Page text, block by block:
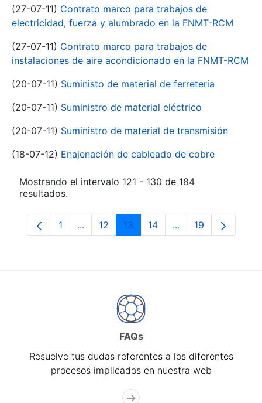
(27-07-11) Contrato marco para trabajos de
electricidad, fuerza y alumbrado en la FNMT-RCM
(27-07-11) Contrato marco para trabajos de
instalaciones de aire acondicionado en la FNMT-RCM
(20-07-11) Suministo de material de ferretería
(20-07-11) Suministro de material eléctrico
(20-07-11) Suministro de material de transmisión
(18-07-12) Enajenación de cableado de cobre
Mostrando el intervalo 121 - 130 de 184
resultados.
Página
1 ...Páginas intermedias Use TAB para
Página
12 Página
13 Página
14 ...PáginasPágina
19
FAQs
Resuelve tus dudas referentes a los diferentes
procesos implicados en nuestra web